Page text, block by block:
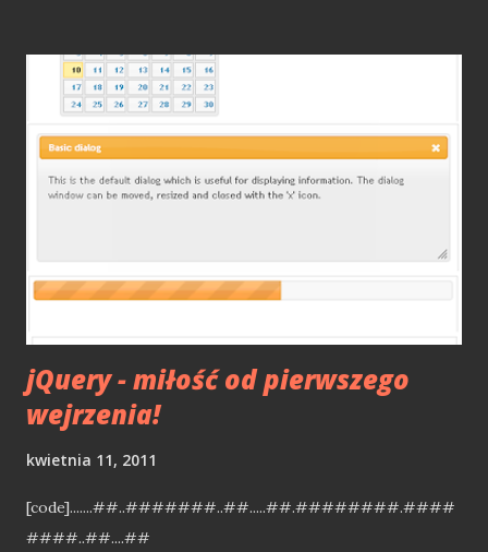
800 XL. Od 1989 roku związany był z Mirage i jako jeden z
najmłodszych tworzył gry na rynek polski. Był również
współpracownikiem "Bajtka" i członkiem redakcji "Atari
Magazynu". Bardzo mocno związany z demosceną Atari,
gdzie tworzy do dziś. Zaangażowany w szkolenia i
Tomaszu Cieślewiczu, ale po przeczytaniu tej książki śmiało
jQuery - miłość od pierwszego
wejrzenia!
kwietnia 11, 2011
[code].......##..#######..##.....##.########.####
####..##....##